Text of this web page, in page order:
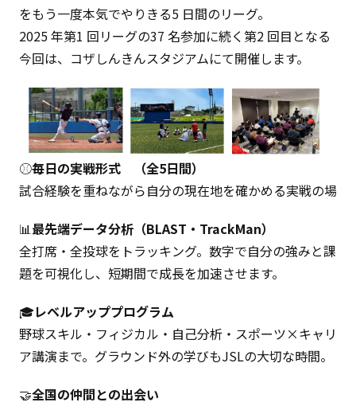
をもう一度本気でやりきる5 日間のリーグ。
2025 年第1 回リーグの37 名参加に続く第2 回目となる
今回は、コザしんきんスタジアムにて開催します。
⚾毎日の実戦形式 （全5日間）
試合経験を重ねながら自分の現在地を確かめる実戦の場
📊最先端データ分析（BLAST・TrackMan）
全打席・全投球をトラッキング。数字で自分の強みと課
題を可視化し、短期間で成長を加速させます。
🎓レベルアッププログラム
野球スキル・フィジカル・自己分析・スポーツ×キャリ
ア講演まで。グラウンド外の学びもJSLの大切な時間。
🤝全国の仲間との出会い